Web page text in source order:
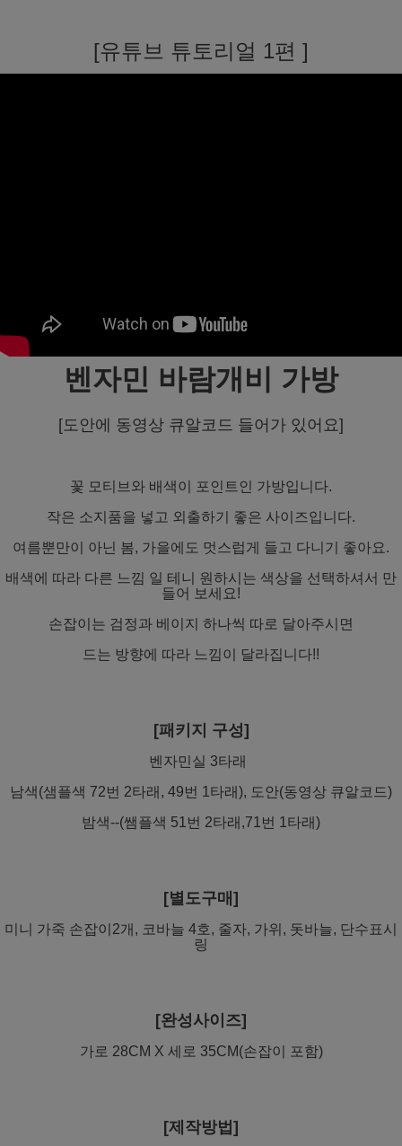
[유튜브 튜토리얼 1편 ]
벤자민 바람개비 가방
[도안에 동영상 큐알코드 들어가 있어요]
꽃 모티브와 배색이 포인트인 가방입니다.
작은 소지품을 넣고 외출하기 좋은 사이즈입니다.
여름뿐만이 아닌 봄, 가을에도 멋스럽게 들고 다니기 좋아요.
배색에 따라 다른 느낌 일 테니 원하시는 색상을 선택하셔서 만
들어 보세요!
손잡이는 검정과 베이지 하나씩 따로 달아주시면
드는 방향에 따라 느낌이 달라집니다!!
[패키지 구성]
벤자민실 3타래
남색(샘플색 72번 2타래, 49번 1타래), 도안(동영상 큐알코드)
밤색--(쌤플색 51번 2타래,71번 1타래)
[별도구매]
미니 가죽 손잡이2개, 코바늘 4호, 줄자, 가위, 돗바늘, 단수표시
링
[완성사이즈]
가로 28CM X 세로 35CM(손잡이 포함)
[제작방법]